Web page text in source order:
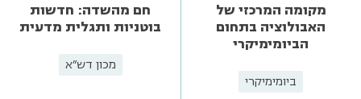
מקומה המרכזי של
האבולוציה בתחום
הביומימיקרי
ביומימיקרי
חם מהשדה: חדשות
בוטניות ותגלית מדעית
מכון דש"א